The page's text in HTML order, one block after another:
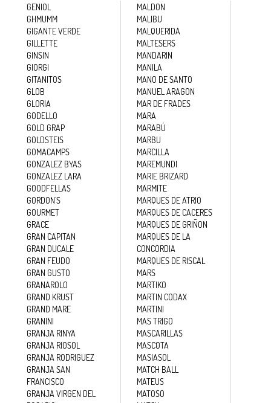
GENIOL
GHMUMM
GIGANTE VERDE
GILLETTE
GINSIN
GIORGI
GITANITOS
GLOB
GLORIA
GODELLO
GOLD GRAP
GOLDSTEIS
GOMACAMPS
GONZALEZ BYAS
GONZALEZ LARA
GOODFELLAS
GORDON´S
GOURMET
GRACE
GRAN CAPITAN
GRAN DUCALE
GRAN FEUDO
GRAN GUSTO
GRANAROLO
GRAND KRUST
GRAND MARE
GRANINI
GRANJA RINYA
GRANJA RIOSOL
GRANJA RODRIGUEZ
GRANJA SAN
FRANCISCO
GRANJA VIRGEN DEL
MALDON
MALIBU
MALQUERIDA
MALTESERS
MANDARIN
MANILA
MANO DE SANTO
MANUEL ARAGON
MAR DE FRADES
MARA
MARABÚ
MARBU
MARCILLA
MAREMUNDI
MARIE BRIZARD
MARMITE
MARQUES DE ATRIO
MARQUES DE CACERES
MARQUES DE GRIÑON
MARQUES DE LA
CONCORDIA
MARQUES DE RISCAL
MARS
MARTIKO
MARTIN CODAX
MARTINI
MAS TRIGO
MASCARILLAS
MASCOTA
MASIASOL
MATCH BALL
MATEUS
MATOSO